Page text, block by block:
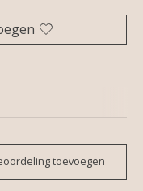
toevoegen